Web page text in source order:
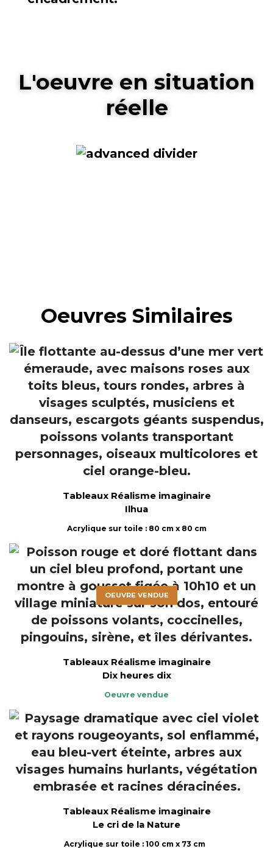
L'oeuvre en situation
réelle
Oeuvres Similaires
Tableaux Réalisme imaginaire
Ilhua
Acrylique sur toile : 80 cm x 80 cm
OEUVRE VENDUE
Tableaux Réalisme imaginaire
Dix heures dix
Oeuvre vendue
Tableaux Réalisme imaginaire
Le cri de la Nature
Acrylique sur toile : 100 cm x 73 cm